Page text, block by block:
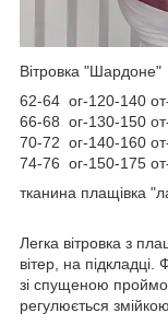
Вітровка "Шардоне"
62-64 ог-120-140
66-68 ог-130-150
70-72 ог-140-160
74-76 ог-150-175
тканина плащівка
Легка вітровка з
вітер, на
зі спущеною
регулюється